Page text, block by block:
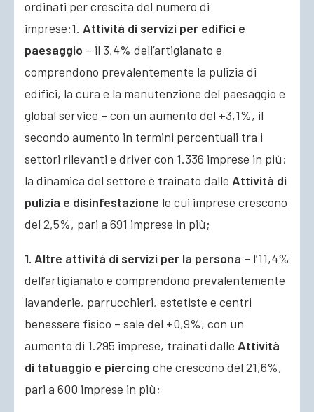
ordinati per crescita del numero di
imprese:1. Attività di servizi per edifici e
paesaggio – il 3,4% dell’artigianato e
comprendono prevalentemente la pulizia di
edifici, la cura e la manutenzione del paesaggio e
global service – con un aumento del +3,1%, il
secondo aumento in termini percentuali tra i
settori rilevanti e driver con 1.336 imprese in più;
la dinamica del settore è trainato dalle Attività di
pulizia e disinfestazione le cui imprese crescono
del 2,5%, pari a 691 imprese in più;
1. Altre attività di servizi per la persona – l’11,4%
dell’artigianato e comprendono prevalentemente
lavanderie, parrucchieri, estetiste e centri
benessere fisico – sale del +0,9%, con un
aumento di 1.295 imprese, trainati dalle Attività
di tatuaggio e piercing che crescono del 21,6%,
pari a 600 imprese in più;